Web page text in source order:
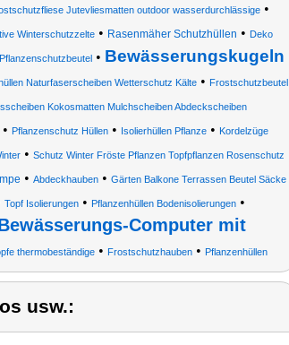
Jutevliesmatten outdoor wasserdurchlässige•
Winterschutzzelte • Rasenmäher Schutzhüllen • Deko
Pflanzenschutzbeutel • Bewässerungskugeln
Naturfaserscheiben Wetterschutz Kälte • Frostschutzbeutel
Kokosmatten Mulchscheiben Abdeckscheiben
• Pflanzenschutz Hüllen • Isolierhüllen Pflanze • Kordelzüge
• Schutz Winter Fröste Pflanzen Topfpflanzen Rosenschutz
• Abdeckhauben• Gärten Balkone Terrassen Beutel Säcke
Topf Isolierungen • Pflanzenhüllen Bodenisolierungen •
Computer mit
thermobeständige • Frostschutzhauben • Pflanzenhüllen
usw.: